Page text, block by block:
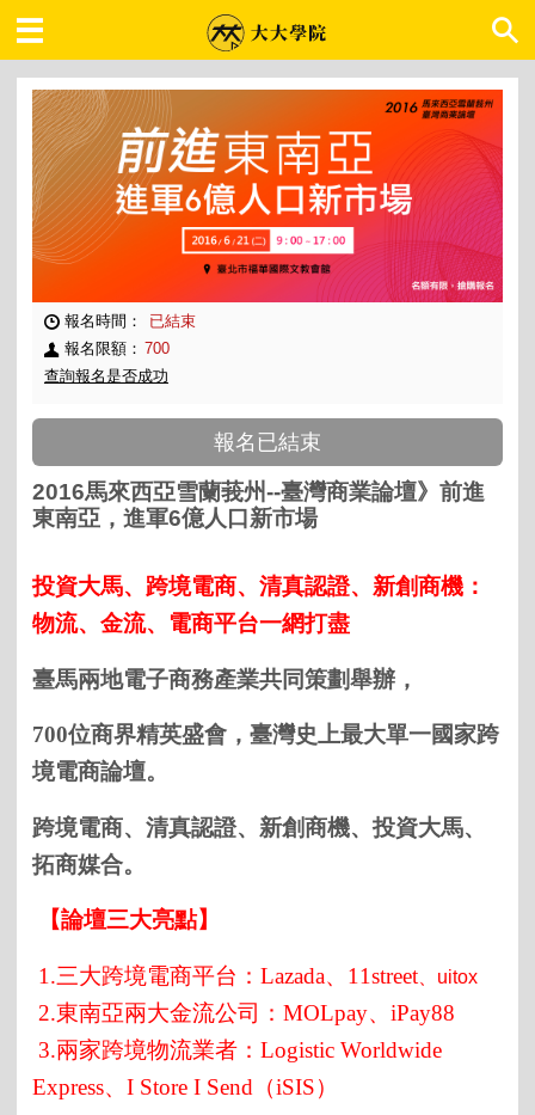
大大學院 職場趨
報名時間：
已結束
報名限額： 700
查詢報名是否成功
報名已結束
2016馬來西亞雪蘭莪州--臺灣商業論壇》前進
東南亞，進軍6億人口新市場
投資大馬、跨境電商、清真認證、新創商機：
物流、金流、電商平台一網打盡
臺馬兩地電子商務產業共同策劃舉辦，
700位商界精英盛會，臺灣史上最大單一國家跨
境電商論壇。
跨境電商、清真認證、新創商機、投資大馬、
拓商媒合。
【論壇三大亮點】
1.三大跨境電商平台：Lazada、11street 、uitox
2.東南亞兩大金流公司：MOLpay、iPay88
3.兩家跨境物流業者：Logistic Worldwide
Express、I Store I Send（iSIS）